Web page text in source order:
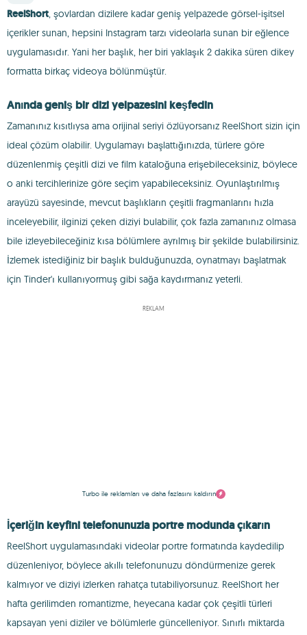
ReelShort, şovlardan dizilere kadar geniş yelpazede görsel-işitsel
içerikler sunan, hepsini Instagram tarzı videolarla sunan bir eğlence
uygulamasıdır. Yani her başlık, her biri yaklaşık 2 dakika süren dikey
formatta birkaç videoya bölünmüştür.
Anında geniş bir dizi yelpazesini keşfedin
Zamanınız kısıtlıysa ama orijinal seriyi özlüyorsanız ReelShort sizin için
ideal çözüm olabilir. Uygulamayı başlattığınızda, türlere göre
düzenlenmiş çeşitli dizi ve film kataloğuna erişebileceksiniz, böylece
o anki tercihlerinize göre seçim yapabileceksiniz. Oyunlaştırılmış
arayüzü sayesinde, mevcut başlıkların çeşitli fragmanlarını hızla
inceleyebilir, ilginizi çeken diziyi bulabilir, çok fazla zamanınız olmasa
bile izleyebileceğiniz kısa bölümlere ayrılmış bir şekilde bulabilirsiniz.
İzlemek istediğiniz bir başlık bulduğunuzda, oynatmayı başlatmak
için Tinder'ı kullanıyormuş gibi sağa kaydırmanız yeterli.
REKLAM
Turbo ile reklamları ve daha fazlasını kaldırın
İçeriğin keyfini telefonunuzla portre modunda çıkarın
ReelShort uygulamasındaki videolar portre formatında kaydedilip
düzenleniyor, böylece akıllı telefonunuzu döndürmenize gerek
kalmıyor ve diziyi izlerken rahatça tutabiliyorsunuz. ReelShort her
hafta gerilimden romantizme, heyecana kadar çok çeşitli türleri
kapsayan yeni diziler ve bölümlerle güncelleniyor. Sınırlı miktarda